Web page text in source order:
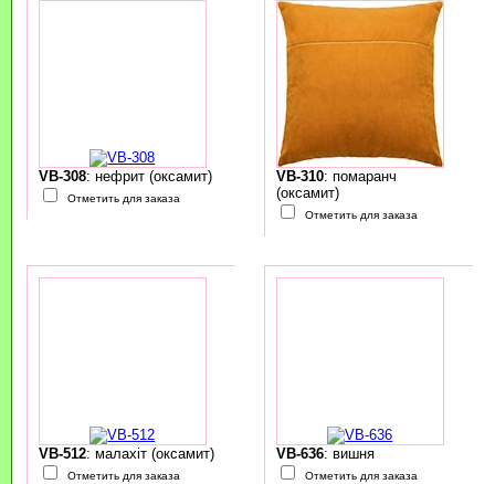
VB-308: нефрит (оксамит)
Отметить для заказа
VB-310: помаранч
(оксамит)
Отметить для заказа
VB-512: малахіт (оксамит)
Отметить для заказа
VB-636: вишня
Отметить для заказа